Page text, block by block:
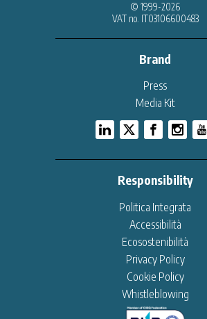
© 1999-2026
VAT no. IT03106600483
Brand
Press
Media Kit
Responsibility
Politica Integrata
Accessibilità
Ecosostenibilità
Privacy Policy
Cookie Policy
Whistleblowing